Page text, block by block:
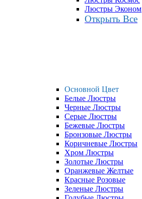
Люстры Эконом
Открыть Все
Основной Цвет
Белые Люстры
Черные Люстры
Серые Люстры
Бежевые Люстры
Бронзовые Люстры
Коричневые Люстры
Хром Люстры
Золотые Люстры
Оранжевые Желтые
Красные Розовые
Зеленые Люстры